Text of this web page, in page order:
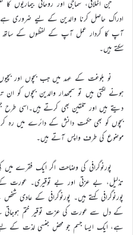
جن اخلاقی، سماجی اور روحانی بیماریوں
ادراک حاصل کرنا والدین کے لیے
آپ کا کردار عمل آپ کے لفظوں کے ساتھ
سکتے ہیں۔
نو بلوغت کے عہد میں جب بچوں اور بچیوں
ہونے لگتی ہیں تو سمجھدار والدین بچوں کو
دیتے ہیں اور تلقین بھی کرتے ہیں۔اسی طرح
بچوں کو بھی حکمت دانش کے دائرے میں رہ کر
موضوع کی طرف واپس آتے ہیں۔
پورنوگرافی کی وضاحت اگر ایک فقرے
تذلیل، بے عزتی اور بے توقیری۔ عورت کے
پورنوگرافی کہتے ہیں۔ پورنوگرافی کے
کے دل سے عورت کی عزت توقیر ختم
ہے، ایک ایسا جسم جو محض جنسی لذت کے